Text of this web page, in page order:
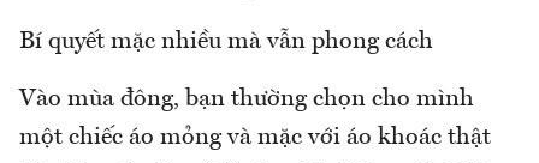
Bí quyết mặc nhiều mà vẫn phong cách
Vào mùa đông, bạn thường chọn cho mình
một chiếc áo mỏng và mặc với áo khoác thật